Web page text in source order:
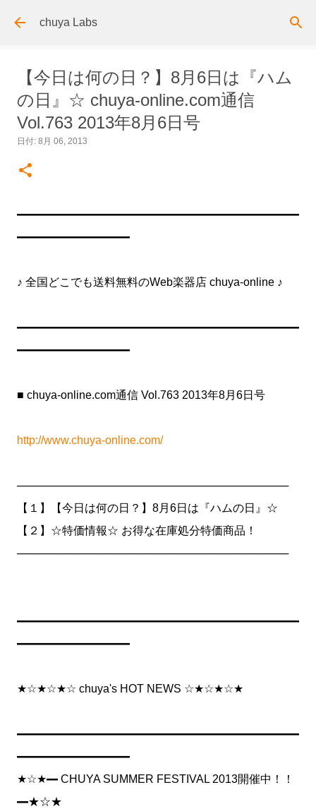
スキップしてメイン コンテンツに移動
chuya Labs
【今日は何の日？】8月6日は『ハム
の日』☆ chuya-online.com通信
Vol.763 2013年8月6日号
日付: 8月 06, 2013
━━━━━━━━━━━━━━━━━━━━━━━━━
━━━━━━━━━━
♪ 全国どこでも送料無料のWeb楽器店 chuya-online ♪
━━━━━━━━━━━━━━━━━━━━━━━━━
━━━━━━━━━━
■ chuya-online.com通信 Vol.763 2013年8月6日号
http://www.chuya-online.com/
───────────────────────────────────
【１】【今日は何の日？】8月6日は『ハムの日』☆
【２】☆特価情報☆ お得な在庫処分特価商品！
───────────────────────────────────
━━━━━━━━━━━━━━━━━━━━━━━━━
━━━━━━━━━━
★☆★☆★☆ chuya's HOT NEWS ☆★☆★☆★
━━━━━━━━━━━━━━━━━━━━━━━━━
━━━━━━━━━━
★☆★━ CHUYA SUMMER FESTIVAL 2013開催中！！
━★☆★